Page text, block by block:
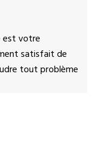
est votre
satisfait de
tout problème